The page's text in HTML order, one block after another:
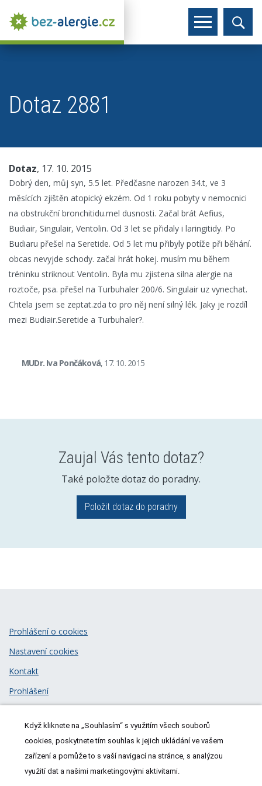
Dotaz 2881
Dotaz, 17. 10. 2015
Dobrý den, můj syn, 5.5 let. Předčasne narozen 34.t, ve 3
měsících zjištěn atopický ekzém. Od 1 roku pobyty v nemocnici
na obstrukční bronchitidu.mel dusnosti. Začal brát Aefius,
Budiair, Singulair, Ventolin. Od 3 let se přidaly i laringitidy. Po
Budiaru přešel na Seretide. Od 5 let mu přibyly potíže při běhání.
obcas nevyjde schody. začal hrát hokej. musím mu během
tréninku striknout Ventolin. Byla mu zjistena silna alergie na
roztoče, psa. přešel na Turbuhaler 200/6. Singulair uz vynechat.
Chtela jsem se zeptat.zda to pro něj není silný lék. Jaky je rozdíl
mezi Budiair.Seretide a Turbuhaler?.
MUDr. Iva Pončáková, 17. 10. 2015
Zaujal Vás tento dotaz?
Také položte dotaz do poradny.
Položit dotaz do poradny
© 2026MeDitorial| ISSN 1805-3408
Prohlášení o cookies
Nastavení cookies
Kontakt
Prohlášení
Když kliknete na „Souhlasím“ s využitím všech souborů
cookies, poskytnete tím souhlas k jejich ukládání ve vašem
zařízení a pomůže to s vaší navigací na stránce, s analýzou
využití dat a našimi marketingovými aktivitami.